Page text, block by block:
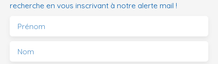
recherche en vous inscrivant à notre alerte mail !
Prénom
Nom